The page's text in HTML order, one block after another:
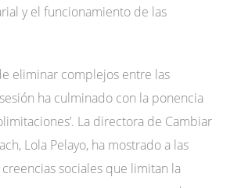
y el funcionamiento de las
eliminar complejos entre las
ha culminado con la ponencia
La directora de Cambiar
Lola Pelayo, ha mostrado a las
sociales que limitan la